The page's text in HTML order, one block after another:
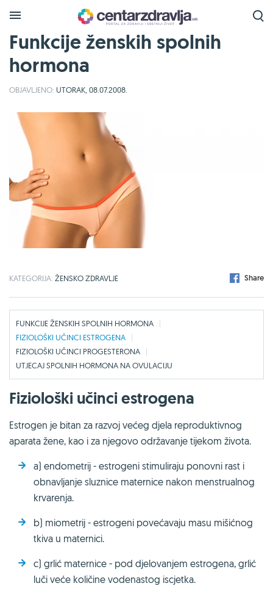
Funkcije ženskih spolnih
hormona
OBJAVLJENO: UTORAK, 08.07.2008.
KATEGORIJA: ŽENSKO ZDRAVLJE Share
FUNKCIJE ŽENSKIH SPOLNIH HORMONA
FIZIOLOŠKI UČINCI ESTROGENA
FIZIOLOŠKI UČINCI PROGESTERONA
UTJECAJ SPOLNIH HORMONA NA OVULACIJU
Fiziološki učinci estrogena
Estrogen je bitan za razvoj većeg djela reproduktivnog
aparata žene, kao i za njegovo održavanje tijekom života.
a) endometrij - estrogeni stimuliraju ponovni rast i
obnavljanje sluznice maternice nakon menstrualnog
krvarenja.
b) miometrij - estrogeni povećavaju masu mišićnog
tkiva u maternici.
c) grlić maternice - pod djelovanjem estrogena, grlić
luči veće količine vodenastog iscjetka.